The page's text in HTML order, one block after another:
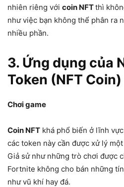
nhiên riêng với coin NFTthì
như việc bạn không thể phân ra
nhiều phần.
3. Ứng dụng của
Token (NFT Coin)
Chơi game
Coin NFT khá phổ biến ở lĩnh
các token này cần được xử lý
Giả sử như những trò chơi được
Fortnite không cho bán những
như vũ khí hay đá.